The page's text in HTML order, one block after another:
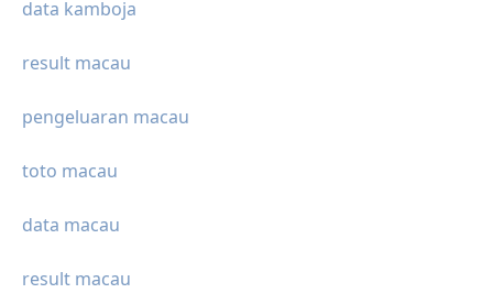
data kamboja
result macau
pengeluaran macau
toto macau
data macau
result macau